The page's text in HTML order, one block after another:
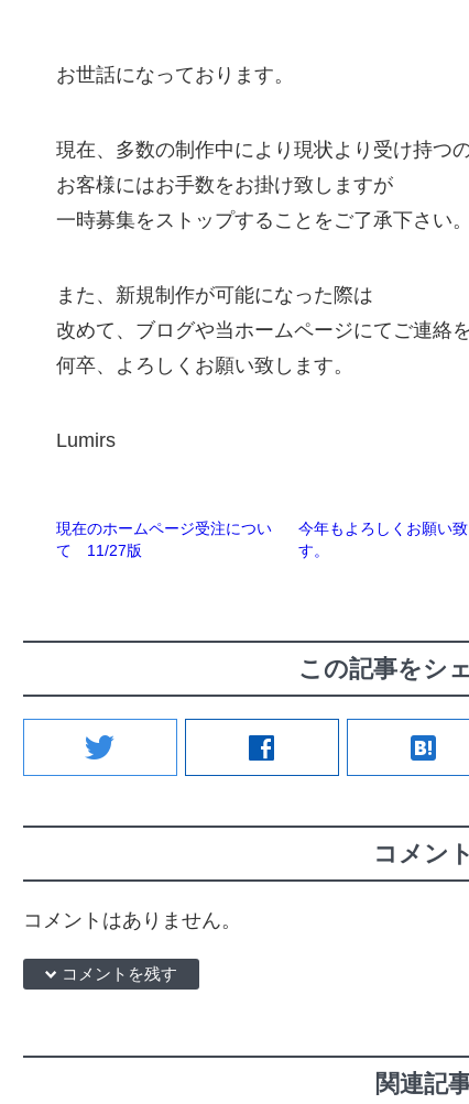
お世話になっております。
現在、多数の制作中により現状より受け持つ
お客様にはお手数をお掛け致しますが
一時募集をストップすることをご了承下さい。
また、新規制作が可能になった際は
改めて、ブログや当ホームページにてご連絡
何卒、よろしくお願い致します。
Lumirs
現在のホームページ受注につい
て 11/27版
今年もよろしくお願い致
す。
この記事をシ
twitter facebook hatenabookmark
コメント
コメントはありません。
down コメントを残す
関連記